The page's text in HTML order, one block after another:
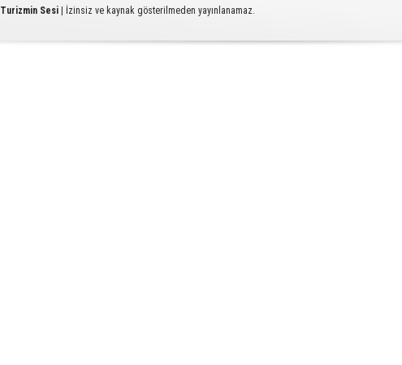
Turizmin Sesi | İzinsiz ve kaynak gösterilmeden yayınlanamaz.